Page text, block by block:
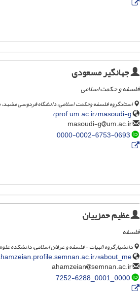
جهانگیر مسعودی
فلسفه و حکمت اسلامی
استادگروه فلسفه وحکمت اسلامی، دانشگاه فردوسی مشهد،
prof.um.ac.ir/masoudi-g/
um.ac.ir
0000-0002-6753-0693
عظیم حمزییان
فلسفه
دانشیارگروه الهیات - فلسفه و عرفان اسلامی، دانشکده
#about_me
semnan.ac.ir
0000_0001_7252-6288